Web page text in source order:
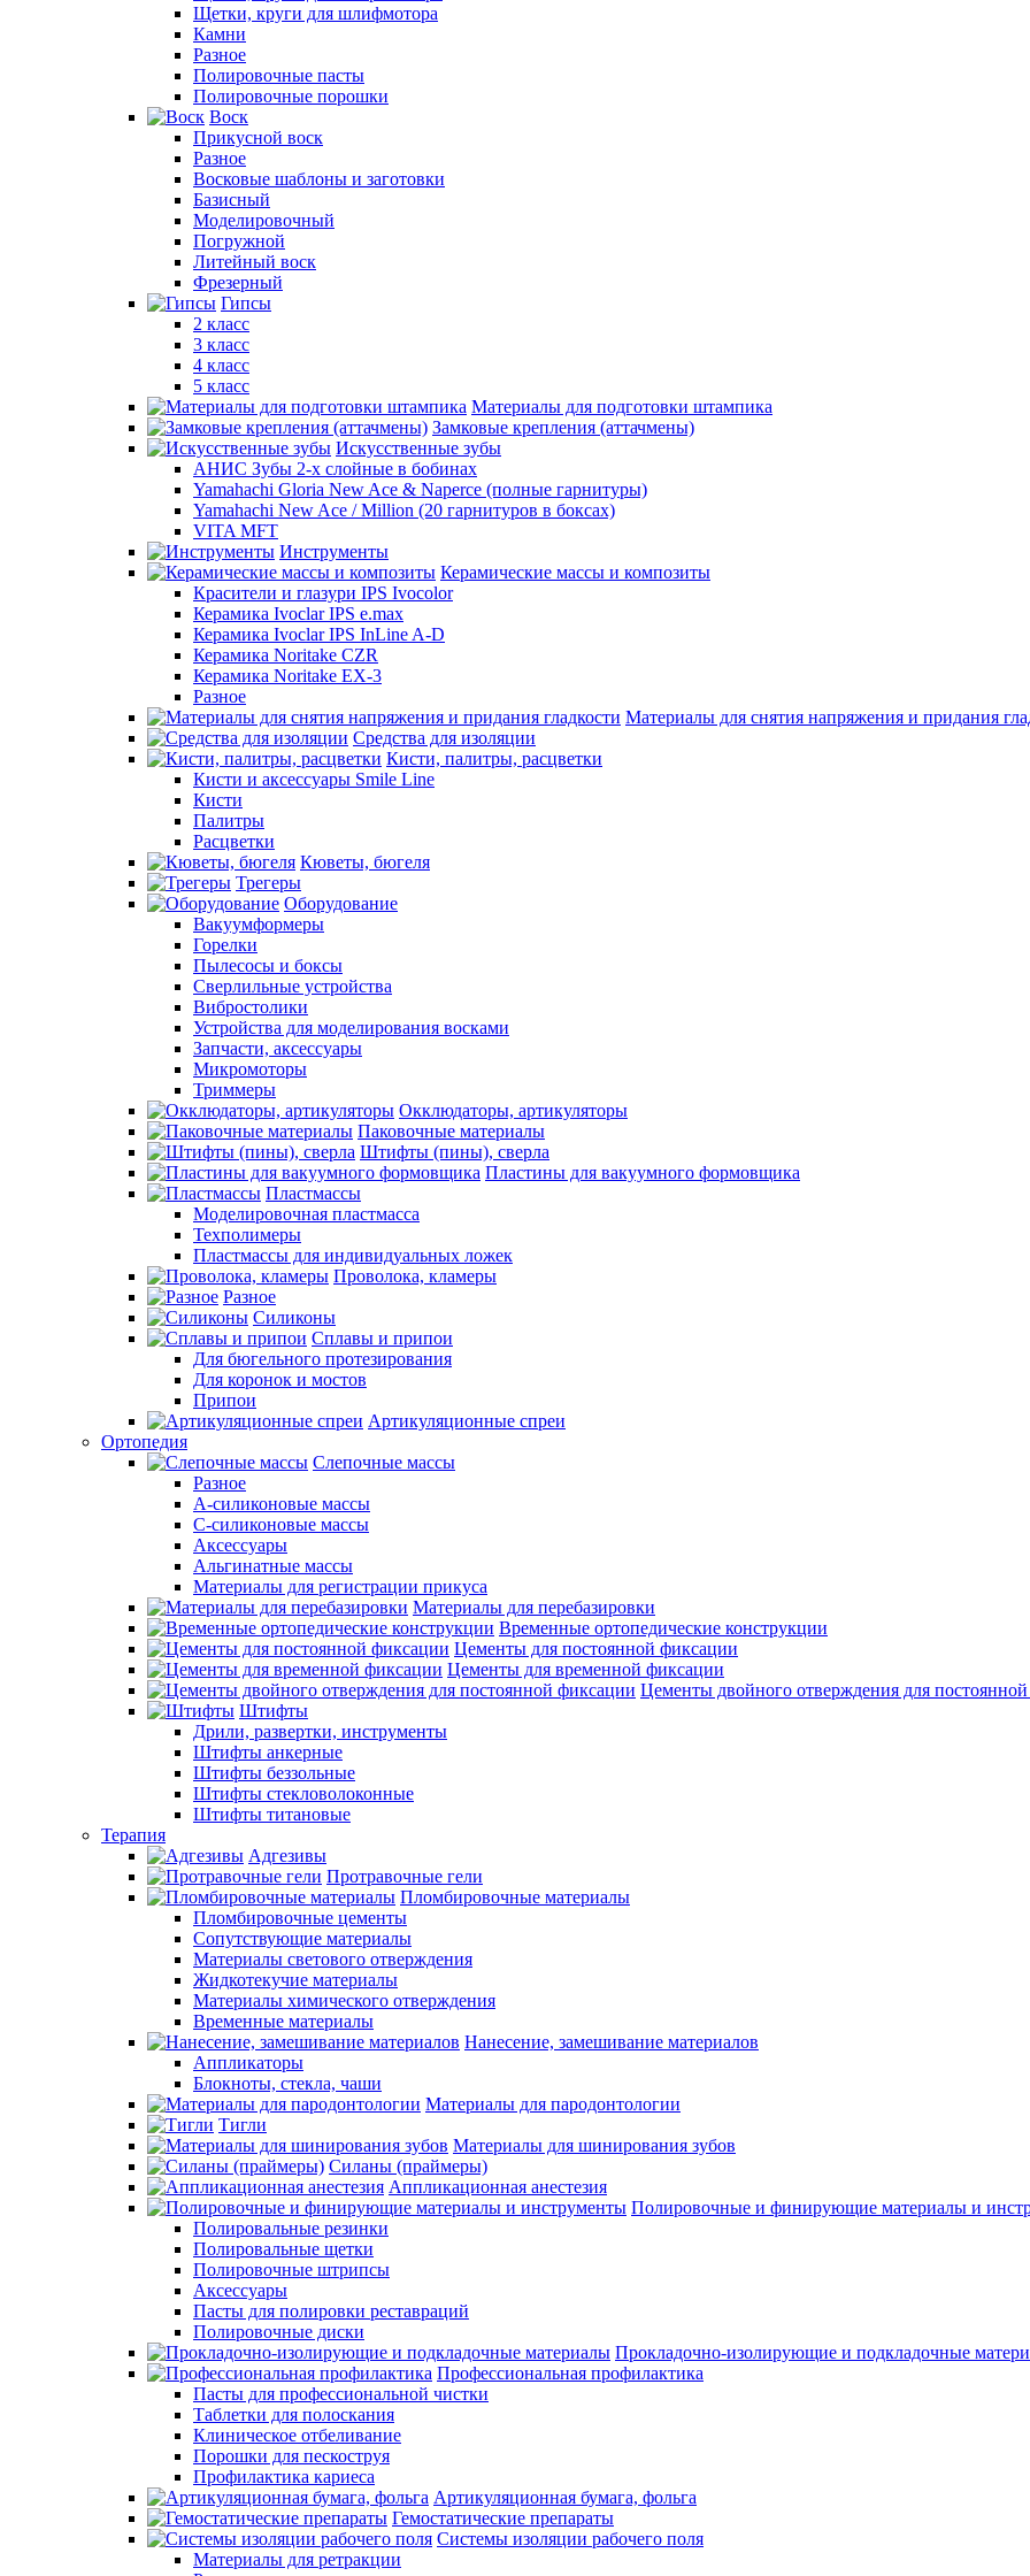
Щетки, круги для шлифмотора
Камни
Разное
Полировочные пасты
Полировочные порошки
Воск
Прикусной воск
Разное
Восковые шаблоны и заготовки
Базисный
Моделировочный
Погружной
Литейный воск
Фрезерный
Гипсы
2 класс
3 класс
4 класс
5 класс
Материалы для подготовки штампика
Замковые крепления (аттачмены)
Искусственные зубы
АНИС Зубы 2-х слойные в бобинах
Yamahachi Gloria New Ace & Naperce (полные гарнитуры)
Yamahachi New Ace / Million (20 гарнитуров в боксах)
VITA MFT
Инструменты
Керамические массы и композиты
Красители и глазури IPS Ivocolor
Керамика Ivoclar IPS e.max
Керамика Ivoclar IPS InLine A-D
Керамика Noritake CZR
Керамика Noritake EX-3
Разное
Материалы для снятия напряжения и придания
Средства для изоляции
Кисти, палитры, расцветки
Кисти и аксессуары Smile Line
Кисти
Палитры
Расцветки
Кюветы, бюгеля
Трегеры
Оборудование
Вакуумформеры
Горелки
Пылесосы и боксы
Сверлильные устройства
Вибростолики
Устройства для моделирования восками
Запчасти, аксессуары
Микромоторы
Триммеры
Окклюдаторы, артикуляторы
Паковочные материалы
Штифты (пины), сверла
Пластины для вакуумного формовщика
Пластмассы
Моделировочная пластмасса
Техполимеры
Пластмассы для индивидуальных ложек
Проволока, кламеры
Разное
Силиконы
Сплавы и припои
Для бюгельного протезирования
Для коронок и мостов
Припои
Артикуляционные спреи
Ортопедия
Слепочные массы
Разное
А-силиконовые массы
С-силиконовые массы
Аксессуары
Альгинатные массы
Материалы для регистрации прикуса
Материалы для перебазировки
Временные ортопедические конструкции
Цементы для постоянной фиксации
Цементы для временной фиксации
Цементы двойного отверждения для
Штифты
Дрили, развертки, инструменты
Штифты анкерные
Штифты беззольные
Штифты стекловолоконные
Штифты титановые
Терапия
Адгезивы
Протравочные гели
Пломбировочные материалы
Пломбировочные цементы
Сопутствующие материалы
Материалы светового отверждения
Жидкотекучие материалы
Материалы химического отверждения
Временные материалы
Нанесение, замешивание материалов
Аппликаторы
Блокноты, стекла, чаши
Материалы для пародонтологии
Тигли
Материалы для шинирования зубов
Силаны (праймеры)
Аппликационная анестезия
Полировочные и финирующие материалы и
Полировальные резинки
Полировальные щетки
Полировочные штрипсы
Аксессуары
Пасты для полировки реставраций
Полировочные диски
Прокладочно-изолирующие и подкладочные
Профессиональная профилактика
Пасты для профессиональной чистки
Таблетки для полоскания
Клиническое отбеливание
Порошки для пескоструя
Профилактика кариеса
Артикуляционная бумага, фольга
Гемостатические препараты
Системы изоляции рабочего поля
Материалы для ретракции